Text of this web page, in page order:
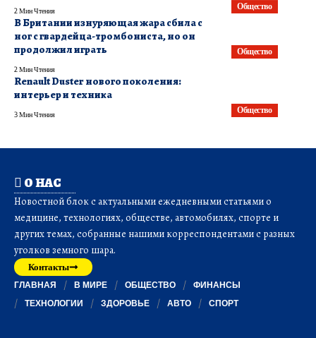
Общество
2 Мин Чтения
Общество
В Британии изнуряющая жара сбила с
ног с гвардейца-тромбониста, но он
продолжил играть
2 Мин Чтения
Общество
Renault Duster нового поколения:
интерьер и техника
3 Мин Чтения
О НАС
Новостной блок с актуальными ежедневными статьями о
медицине, технологиях, обществе, автомобилях, спорте и
других темах, собранные нашими корреспондентами с разных
уголков земного шара.
Контакты
ГЛАВНАЯ В МИРЕ ОБЩЕСТВО
ФИНАНСЫ
ТЕХНОЛОГИИ
ЗДОРОВЬЕ АВТО СПОРТ